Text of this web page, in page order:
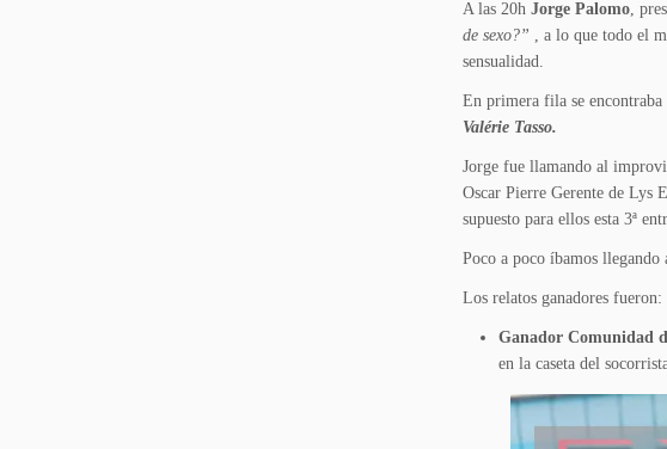
A las 20h Jorge Palomo,
de sexo?” , a lo que todo el
sensualidad.
En primera fila se
Valérie Tasso.
Jorge fue llamando al
Oscar Pierre Gerente de Lys
supuesto para ellos esta 3ª
Poco a poco íbamos llegando
Los relatos ganadores fueron:
Ganador Comunidad
en la caseta del